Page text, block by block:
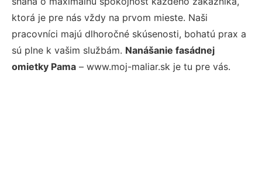
ktorá je pre nás vždy na prvom mieste. Naši
pracovníci majú dlhoročné skúsenosti, bohatú prax a
sú plne k vašim službám. Nanášanie fasádnej
omietky Pama – www.moj-maliar.sk je tu pre vás.